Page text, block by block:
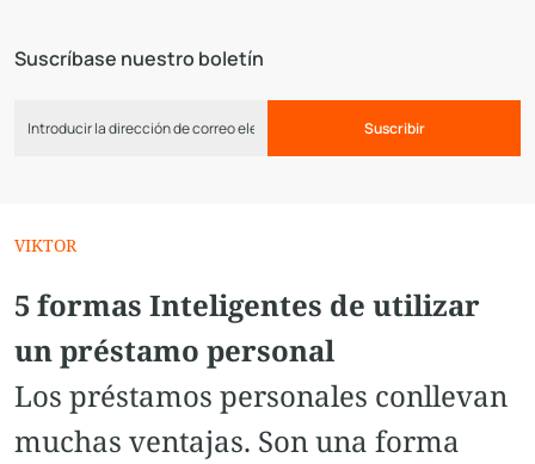
Suscríbase nuestro boletín
Suscribir
VIKTOR
5 formas Inteligentes de utilizar
un préstamo personal
Los préstamos personales conllevan
muchas ventajas. Son una forma